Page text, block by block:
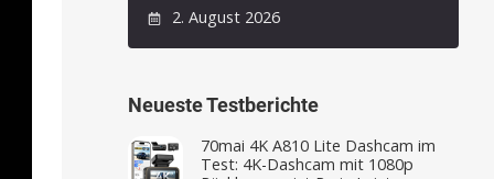
2. August 2026
Neueste Testberichte
70mai 4K A810 Lite Dashcam im
Test: 4K-Dashcam mit 1080p